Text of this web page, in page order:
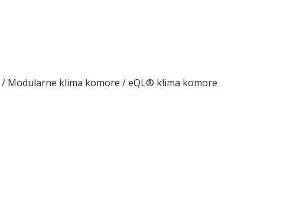
/ Modularne klima komore / eQL® klima komore